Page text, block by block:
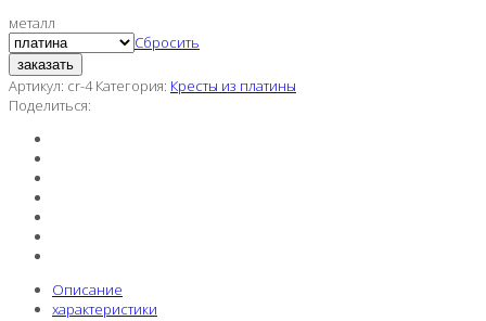
металл
Сбросить
заказать
Артикул: cr-4 Категория: Кресты из платины
Поделиться:
Описание
характеристики